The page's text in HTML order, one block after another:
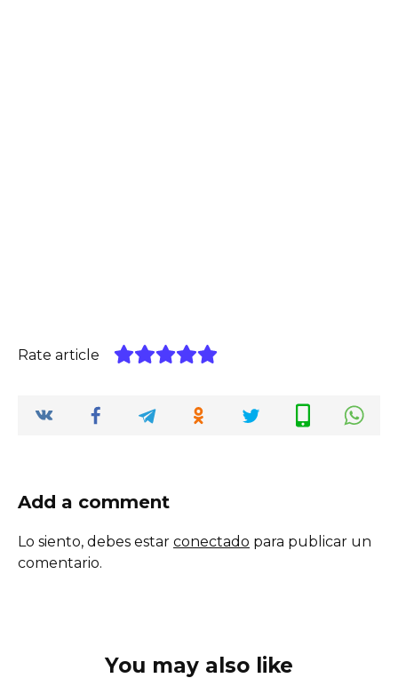
Rate article
Add a comment
Lo siento, debes estar conectado para publicar un
comentario.
You may also like